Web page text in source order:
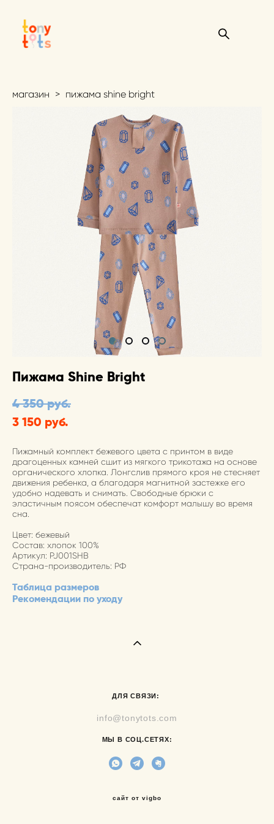
магазин > пижама shine bright
Пижама Shine Bright
4 350 pуб.
3 150 pуб.
Пижамный комплект бежевого цвета с принтом в виде
драгоценных камней сшит из мягкого трикотажа на основе
органического хлопка. Лонгслив прямого кроя не стесняет
движения ребенка, а благодаря магнитной застежке его
удобно надевать и снимать. Свободные брюки с
эластичным поясом обеспечат комфорт малышу во время
сна.
Цвет: бежевый
Состав: хлопок 100%
Артикул: PJ001SHB
Страна-производитель: РФ
Таблица размеров
Рекомендации по уходу
ДЛЯ СВЯЗИ:
info@tonytots.com
МЫ В СОЦ.СЕТЯХ:
сайт от vigbo